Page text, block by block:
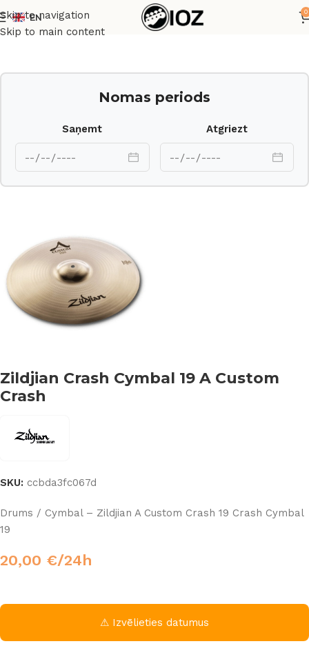
Skip to navigation
Skip to main content
EN
0
Sākums Bungas Šķīvji
Nomas periods
Saņemt Atgriezt
Zildjian Crash Cymbal 19 A Custom
Crash
SKU: ccbda3fc067d
Drums / Cymbal – Zildjian A Custom Crash 19 Crash Cymbal
19
20,00 €/24h
⚠ Izvēlieties datumus